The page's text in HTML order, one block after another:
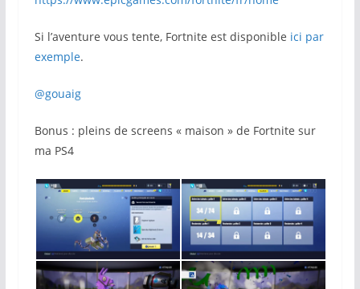
Si l’aventure vous tente, Fortnite est disponible ici par
exemple.
@gouaig
Bonus : pleins de screens « maison » de Fortnite sur
ma PS4